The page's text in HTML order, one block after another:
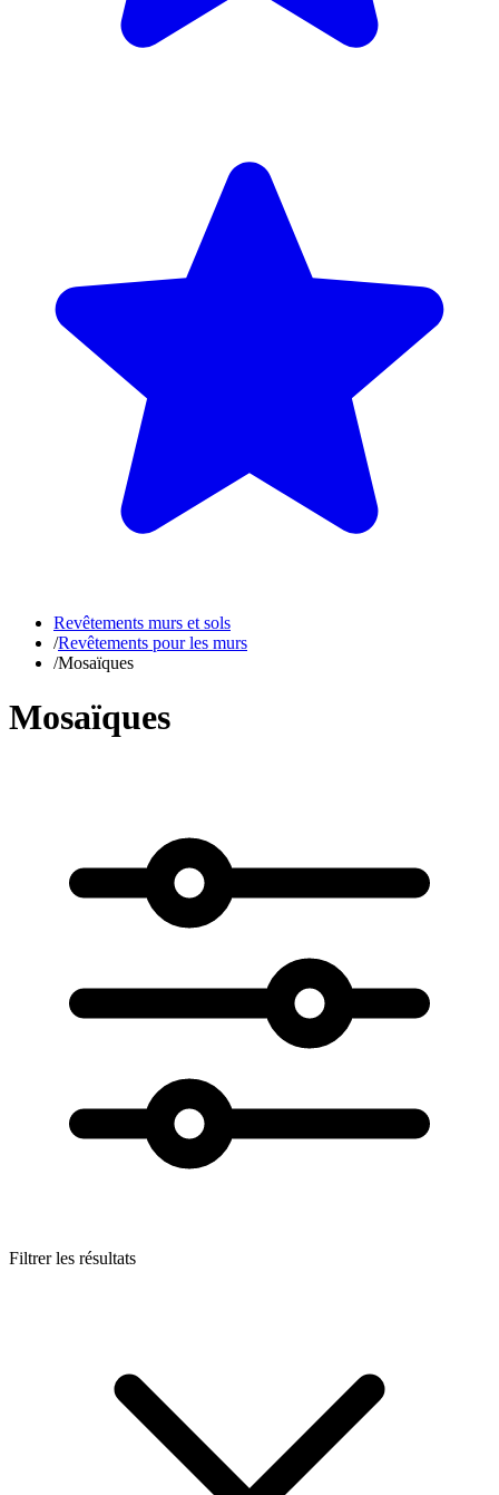
Revêtements murs et sols
/Revêtements pour les murs
/Mosaïques
Mosaïques
Filtrer les résultats